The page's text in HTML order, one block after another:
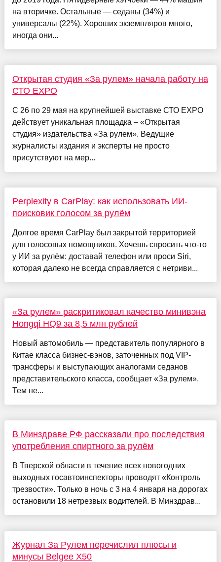
на вторичке. Остальные — седаны (34%) и
универсалы (22%). Хороших экземпляров много,
иногда они...
Открытая студия «За рулем» начала работу на
СТО EXPO
С 26 по 29 мая на крупнейшей выставке СТО EXPO
действует уникальная площадка – «Открытая
студия» издательства «За рулем». Ведущие
журналисты издания и эксперты не просто
присутствуют на мер...
Perplexity в CarPlay: как использовать ИИ-
поисковик голосом за рулём
Долгое время CarPlay был закрытой территорией
для голосовых помощников. Хочешь спросить что-то
у ИИ за рулём: доставай телефон или проси Siri,
которая далеко не всегда справляется с нетриви...
«За рулем» раскритиковал качество минивэна
Hongqi HQ9 за 8,5 млн рублей
Новый автомобиль — представитель популярного в
Китае класса бизнес-вэнов, заточенных под VIP-
трансферы и выступающих аналогами седанов
представительского класса, сообщает «За рулем».
Тем не...
В Минздраве РФ рассказали про последствия
употребления спиртного за рулём
В Тверской области в течение всех новогодних
выходных госавтоинспекторы проводят «Контроль
трезвости». Только в ночь с 3 на 4 января на дорогах
остановили 18 нетрезвых водителей. В Минздрав...
Журнал За Рулем перечислил плюсы и
минусы Belgee X50